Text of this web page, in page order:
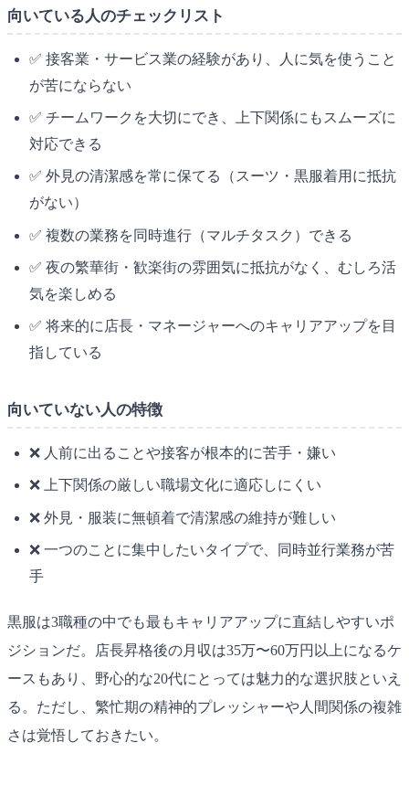
向いている人のチェックリスト
✅ 接客業・サービス業の経験があり、人に気を使うこと
が苦にならない
✅ チームワークを大切にでき、上下関係にもスムーズに
対応できる
✅ 外見の清潔感を常に保てる（スーツ・黒服着用に抵抗
がない）
✅ 複数の業務を同時進行（マルチタスク）できる
✅ 夜の繁華街・歓楽街の雰囲気に抵抗がなく、むしろ活
気を楽しめる
✅ 将来的に店長・マネージャーへのキャリアアップを目
指している
向いていない人の特徴
❌ 人前に出ることや接客が根本的に苦手・嫌い
❌ 上下関係の厳しい職場文化に適応しにくい
❌ 外見・服装に無頓着で清潔感の維持が難しい
❌ 一つのことに集中したいタイプで、同時並行業務が苦
手
黒服は3職種の中でも最もキャリアアップに直結しやすいポ
ジションだ。店長昇格後の月収は35万〜60万円以上になるケ
ースもあり、野心的な20代にとっては魅力的な選択肢といえ
る。ただし、繁忙期の精神的プレッシャーや人間関係の複雑
さは覚悟しておきたい。